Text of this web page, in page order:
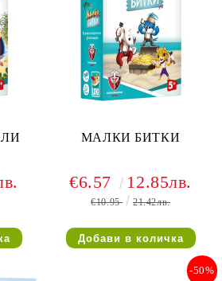
МАЛКИ БИТКИ
€6.57 12.85лв.
€10.95 21.42лв.
-50%